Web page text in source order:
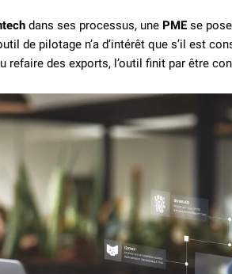
dans ses processus, une PMEse pose
de pilotage n’a d’intérêt que s’il est
refaire des exports, l’outil finit par être